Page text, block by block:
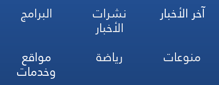
آخر الأخبار نشرات
الأخبار
البرامج
منوعات
رياضة مواقع
وخدمات